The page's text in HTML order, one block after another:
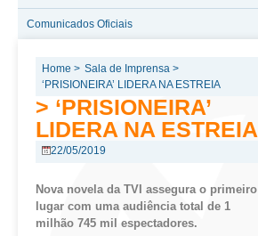
Comunicados Oficiais
Home > Sala de Imprensa >
‘PRISIONEIRA’ LIDERA NA ESTREIA
> ‘PRISIONEIRA’
LIDERA NA ESTREIA
22/05/2019
Nova novela da TVI assegura o primeiro
lugar com uma audiência total de 1
milhão 745 mil espectadores.